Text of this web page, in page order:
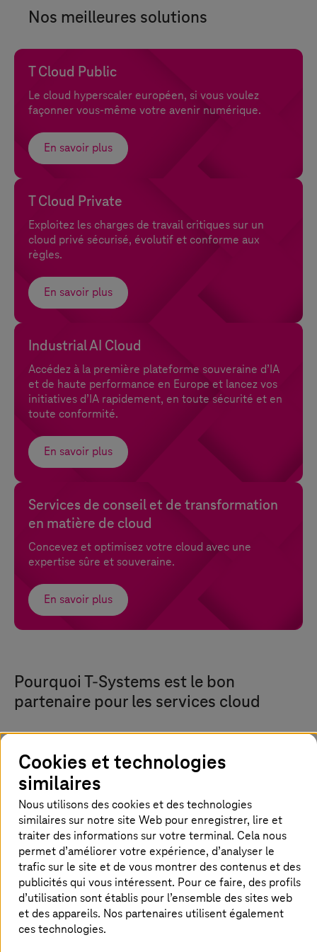
Nos meilleures solutions
T Cloud Public
Le cloud hyperscaler européen, si vous voulez
façonner vous-même votre avenir numérique.
En savoir plus
T Cloud Private
Exploitez les charges de travail critiques sur un
cloud privé sécurisé, évolutif et conforme aux
règles.
En savoir plus
Industrial AI Cloud
Accédez à la première plateforme souveraine d’IA
et de haute performance en Europe et lancez vos
initiatives d’IA rapidement, en toute sécurité et en
toute conformité.
En savoir plus
Services de conseil et de transformation
en matière de cloud
Concevez et optimisez votre cloud avec une
expertise sûre et souveraine.
En savoir plus
Pourquoi T-Systems est le bon
partenaire pour les services cloud
Basé sur la souveraineté et la
conformité
Exploitez des charges de travail sur des
plateformes développées en Allemagne et
hébergées dans des datacenters européens
certifiés. Gardez le contrôle de vos données et
respectez les exigences légales.
Cookies et technologies
similaires
Nous utilisons des cookies et des technologies
similaires sur notre site Web pour enregistrer, lire et
traiter des informations sur votre terminal. Cela nous
permet d’améliorer votre expérience, d’analyser le
trafic sur le site et de vous montrer des contenus et des
publicités qui vous intéressent. Pour ce faire, des profils
d’utilisation sont établis pour l’ensemble des sites web
et des appareils. Nos partenaires utilisent également
ces technologies.